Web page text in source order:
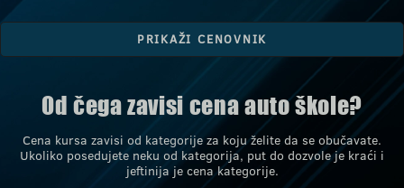
Od čega zavisi cena auto škole?
Cena kursa zavisi od kategorije za koju želite da se obučavate.
Ukoliko posedujete neku od kategorija, put do dozvole je kraći i
jeftinija je cena kategorije.